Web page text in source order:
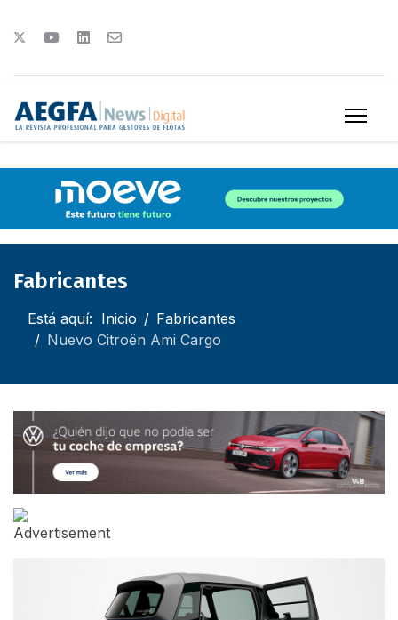
Fabricantes
Está aquí: Inicio
Fabricantes
Nuevo Citroën Ami Cargo